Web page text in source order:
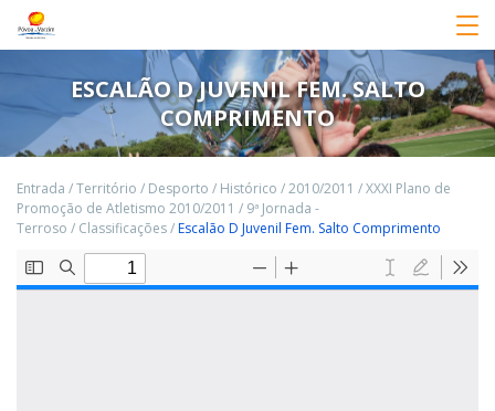
ESCALÃO D JUVENIL FEM. SALTO
COMPRIMENTO
Entrada /Território / Desporto / Histórico /2010/2011 /XXXI Plano de
Promoção de Atletismo 2010/2011 / 9ª Jornada -
Terroso / Classificações/Escalão D Juvenil Fem. Salto Comprimento